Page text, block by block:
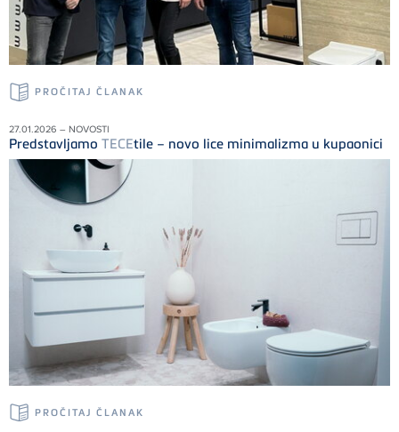
PROČITAJ ČLANAK
27.01.2026 – NOVOSTI
Predstavljamo TECEtile – novo lice minimalizma u kupaonici
PROČITAJ ČLANAK